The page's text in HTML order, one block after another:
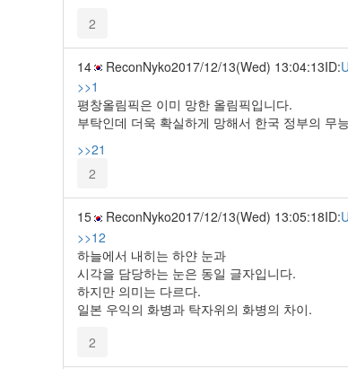
2
14 ReconNyko2017/12/13(Wed) 13:04:13ID:
>>1
평창올림픽은 이미 망한 올림픽입니다.
부탁인데 더욱 확실하게 망해서 한국 정부의 무
>>21
2
15 ReconNyko2017/12/13(Wed) 13:05:18ID:
>>12
하늘에서 내히는 하얀 눈과
시각을 담당하는 눈은 동일 글자입니다.
하지만 의미는 다르다.
일본 우익의 화병과 탁자위의 화병의 차이.
2